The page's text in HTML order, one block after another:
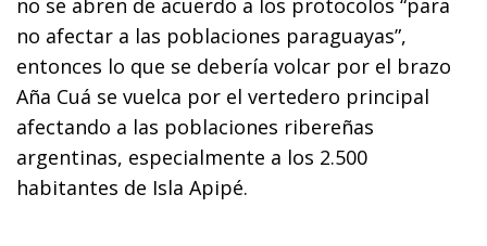
no se abren de acuerdo a los protocolos “para
no afectar a las poblaciones paraguayas”,
entonces lo que se debería volcar por el brazo
Aña Cuá se vuelca por el vertedero principal
afectando a las poblaciones ribereñas
argentinas, especialmente a los 2.500
habitantes de Isla Apipé.